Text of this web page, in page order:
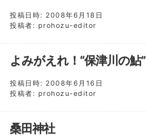
投稿日時: 2008年6月18日
投稿者: prohozu-editor
よみがえれ！“保津川の鮎”
投稿日時: 2008年6月16日
投稿者: prohozu-editor
桑田神社